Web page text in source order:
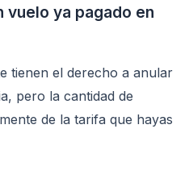
vuelo ya pagado en
tienen el derecho a anular
pero la cantidad de
de la tarifa que hayas